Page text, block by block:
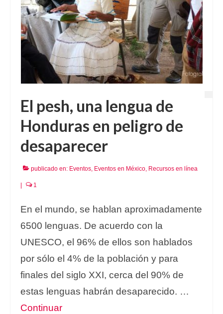
El pesh, una lengua de
Honduras en peligro de
desaparecer
publicado en: Eventos, Eventos en México, Recursos en línea
1
En el mundo, se hablan aproximadamente
6500 lenguas. De acuerdo con la
UNESCO, el 96% de ellos son hablados
por sólo el 4% de la población y para
finales del siglo XXI, cerca del 90% de
estas lenguas habrán desaparecido. …
Continuar